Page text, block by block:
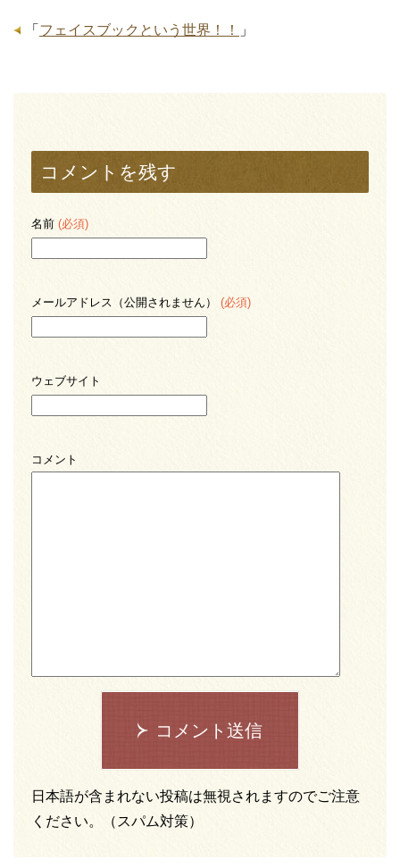
「 フェイスブックという世界！！ 」
コメントを残す
名前 (必須)
メールアドレス（公開されません） (必須)
ウェブサイト
コメント
コメント送信
日本語が含まれない投稿は無視されますのでご注意
ください。（スパム対策）